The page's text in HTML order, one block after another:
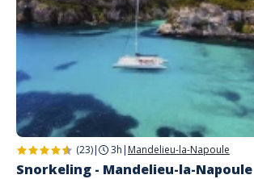
(23)| 3h | Mandelieu-la-Napoule
Snorkeling - Mandelieu-la-Napoule